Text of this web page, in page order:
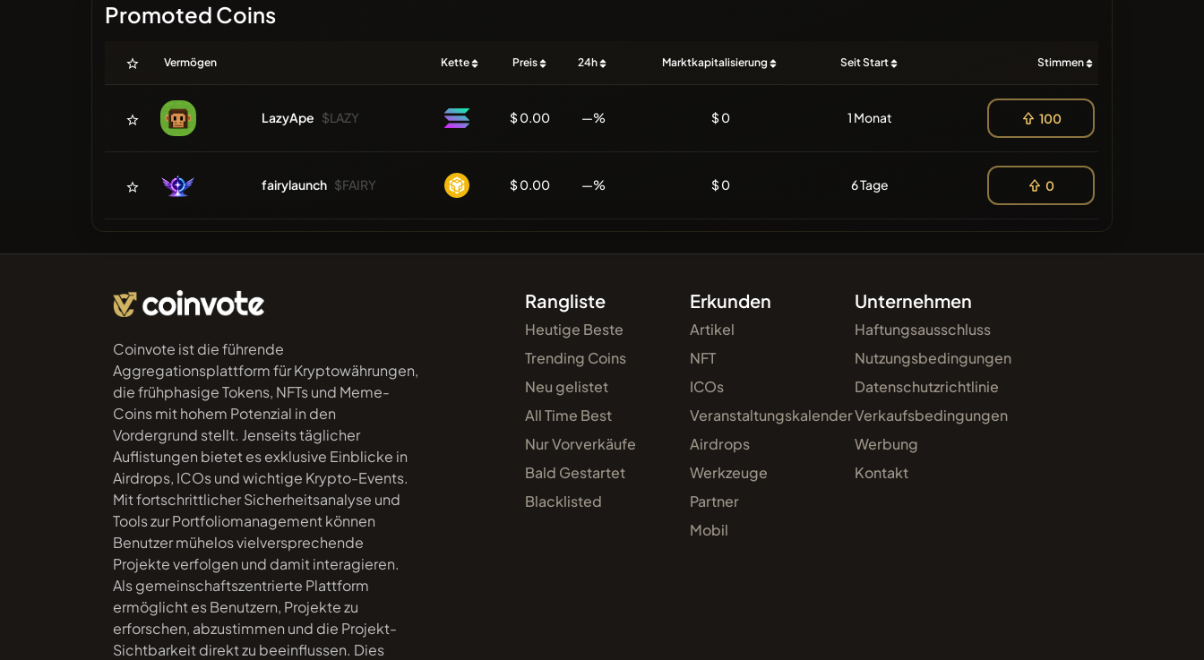
Promoted Coins
Vermögen Kette Preis 24h Marktkapitalisierung Seit Start Stimmen
LazyApe $LAZY $ 0.00 —% $ 0 1 Monat 100
fairylaunch $FAIRY $ 0.00 —% $ 0 6 Tage 0
Coinvote ist die führende
Aggregationsplattform für Kryptowährungen,
die frühphasige Tokens, NFTs und Meme-
Coins mit hohem Potenzial in den
Vordergrund stellt. Jenseits täglicher
Auflistungen bietet es exklusive Einblicke in
Airdrops, ICOs und wichtige Krypto-Events.
Mit fortschrittlicher Sicherheitsanalyse und
Tools zur Portfoliomanagement können
Benutzer mühelos vielversprechende
Projekte verfolgen und damit interagieren.
Als gemeinschaftszentrierte Plattform
ermöglicht es Benutzern, Projekte zu
erforschen, abzustimmen und die Projekt-
Sichtbarkeit direkt zu beeinflussen. Dies
Rangliste
Heutige Beste
Trending Coins
Neu gelistet
All Time Best
Nur Vorverkäufe
Bald Gestartet
Blacklisted
Erkunden
Artikel
NFT
ICOs
Veranstaltungskalender
Airdrops
Werkzeuge
Partner
Mobil
Unternehmen
Haftungsausschluss
Nutzungsbedingungen
Datenschutzrichtlinie
Verkaufsbedingungen
Werbung
Kontakt